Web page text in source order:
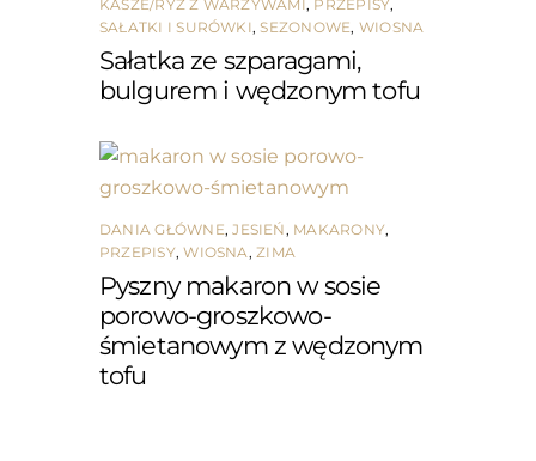
KASZE/RYŻ Z WARZYWAMI, PRZEPISY,
SAŁATKI I SURÓWKI,SEZONOWE, WIOSNA
Sałatka ze szparagami,
bulgurem i wędzonym tofu
DANIA GŁÓWNE,JESIEŃ, MAKARONY,
PRZEPISY,WIOSNA,ZIMA
Pyszny makaron w sosie
porowo-groszkowo-
śmietanowym z wędzonym
tofu